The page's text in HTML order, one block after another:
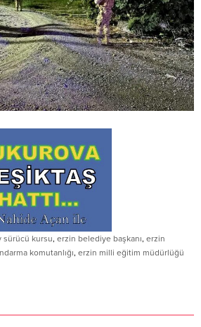
sürücü kursu, erzin belediye başkanı, erzin
komutanlığı, erzin milli eğitim müdürlüğü